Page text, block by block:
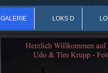
GALERIE LOKS D